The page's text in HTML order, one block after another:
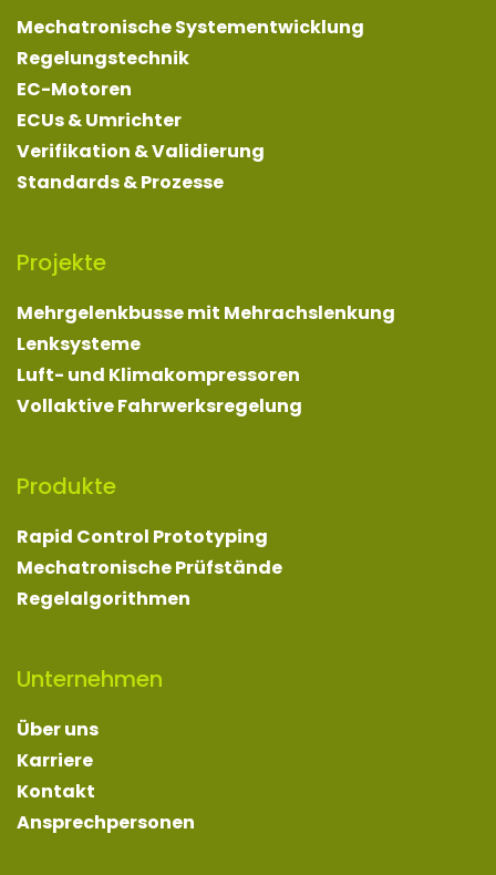
Mechatronische Systementwicklung
Regelungstechnik
EC-Motoren
ECUs & Umrichter
Verifikation & Validierung
Standards & Prozesse
Projekte
Mehrgelenkbusse mit Mehrachslenkung
Lenksysteme
Luft- und Klimakompressoren
Vollaktive Fahrwerksregelung
Produkte
Rapid Control Prototyping
Mechatronische Prüfstände
Regelalgorithmen
Unternehmen
Über uns
Karriere
Kontakt
Ansprechpersonen